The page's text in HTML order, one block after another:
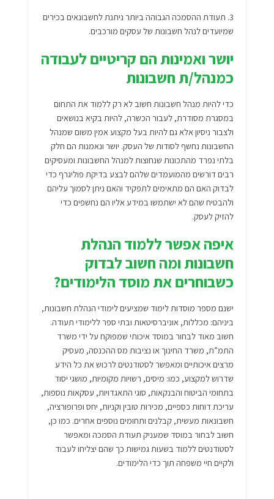
3. תעודת ההסמכה הגבוהה ביותר ניתנת לחשבונאים בכירים
שמיועדים לנהל חשבונות של עסקים מורכבים.
יושר ואמינות הם קריטיים לעבודה
כמנהל/ת חשבונות
כדי להיות מנהל חשבונות חשוב לא רק ללמוד את התחום
במסגרת מסודרת, לעבור הכשרה, להיות בקיא בנושאים
ולצבור ניסיון אלא גם להיות בעל מקצוע אמין משום שמנהל
החשבונות נחשף לסודות של העסק. יושר ונאמנות הם חלק
בלתי נפרד מהתכונות שנחוצות למנהל החשבונות ומעסיקים
רבים דורשים מהמועמדים שלהם לבצע בדיקת פוליגרף כדי
לבדוק האם הם מתאימים לתפקיד והאם ניתן לסמוך עליהם
ולהבטיח שהם לא ישתמשו במידע אליו הם נחשפים כדי
להזיק לעסק.
איפה אפשר ללמוד הנהלת
חשבונות ומה חשוב לבדוק
כשבוחרים את מוסד הלימודים?
ישנם מספר מוסדות לימוד שמציעים לימודי הנהלת חשבונות,
ביניהם: מכללות, אוניברסיטאות ובתי ספר ללימודי תעודה.
חשוב מאוד לבחור במוסד איכותי שמפוקח על ידי משרד
התמ”ת, משרד החינוך או נציבות מס ההכנסה, מעסיק
מרצים איכותיים ומאפשר לסטודנטים לרכוש את כל הידע
שדרוש למקצוע, כמו: מיסים, רשויות מקומיות, מושגי יסוד
בתחומי הביטוח והבנקאות, סוגי התאגדויות, עסקאות נוספות,
עריכת דוחות כספיים, מכירות טובין וקניות, יחס ופרופורציה,
חשבונאות מעשית, קבלנים ותחומים נוספים אחרים. כמו כן,
חשוב לבחור במוסד שמעניק תעודת הסמכה ומאפשר
לסטודנטים ללמוד בשעות גמישות כך שהם יצליחו לעבוד
ולקיים חיי משפחה תוך כדי הלימודים.